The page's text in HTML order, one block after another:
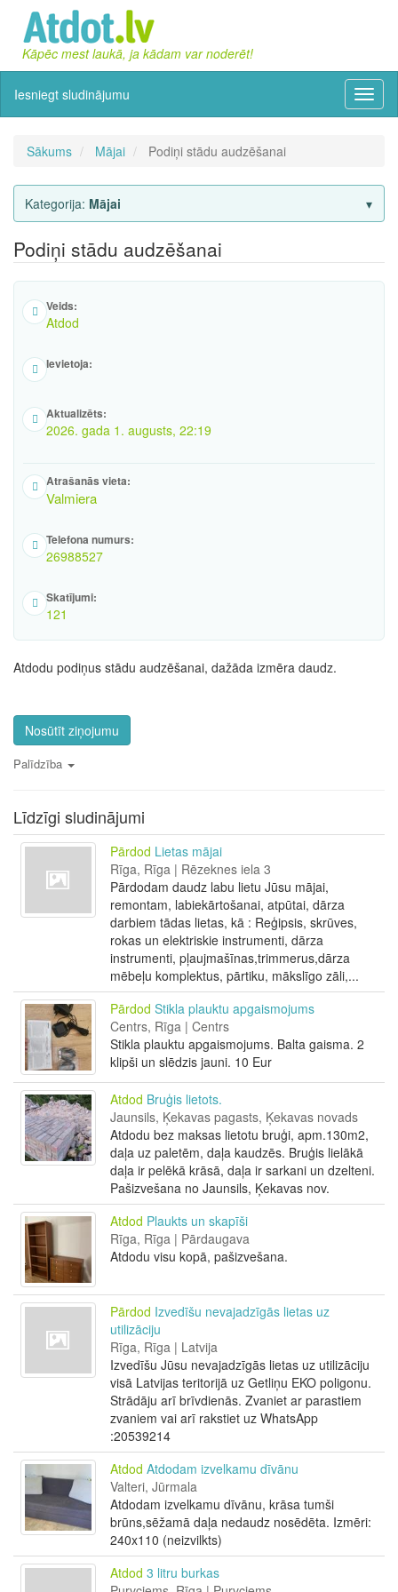
Kāpēc mest laukā, ja kādam var noderēt!
Iesniegt sludinājumu
Sākums Mājai Podiņi stādu audzēšanai
Kategorija: Mājai
Podiņi stādu audzēšanai
Veids:
Atdod
Ievietoja:
Aktualizēts:
2026. gada 1. augusts, 22:19
Atrašanās vieta:
Valmiera
Telefona numurs:
26988527
Skatījumi:
121
Atdodu podiņus stādu audzēšanai, dažāda izmēra daudz.
Nosūtīt ziņojumu
Palīdzība
Līdzīgi sludinājumi
Pārdod Lietas mājai
Rīga, Rīga | Rēzeknes iela 3
Pārdodam daudz labu lietu Jūsu mājai,
remontam, labiekārtošanai, atpūtai, dārza
darbiem tādas lietas, kā : Reģipsis, skrūves,
rokas un elektriskie instrumenti, dārza
instrumenti, pļaujmašīnas,trimmerus,dārza
mēbeļu komplektus, pārtiku, mākslīgo zāli,...
Pārdod Stikla plauktu apgaismojums
Centrs, Rīga | Centrs
Stikla plauktu apgaismojums. Balta gaisma. 2
klipši un slēdzis jauni. 10 Eur
Atdod Bruģis lietots.
Jaunsils, Ķekavas pagasts, Ķekavas novads
Atdodu bez maksas lietotu bruģi, apm.130m2,
daļa uz paletēm, daļa kaudzēs. Bruģis lielākā
daļa ir pelēkā krāsā, daļa ir sarkani un dzelteni.
Pašizvešana no Jaunsils, Ķekavas nov.
Atdod Plaukts un skapīši
Rīga, Rīga | Pārdaugava
Atdodu visu kopā, pašizvešana.
Pārdod Izvedīšu nevajadzīgās lietas uz
utilizāciju
Rīga, Rīga | Latvija
Izvedīšu Jūsu nevajadzīgās lietas uz utilizāciju
visā Latvijas teritorijā uz Getliņu EKO poligonu.
Strādāju arī brīvdienās. Zvaniet ar parastiem
zvaniem vai arī rakstiet uz WhatsApp
:20539214
Atdod Atdodam izvelkamu dīvānu
Valteri, Jūrmala
Atdodam izvelkamu dīvānu, krāsa tumši
brūns,sēžamā daļa nedaudz nosēdēta. Izmēri:
240x110 (neizvilkts)
Atdod 3 litru burkas